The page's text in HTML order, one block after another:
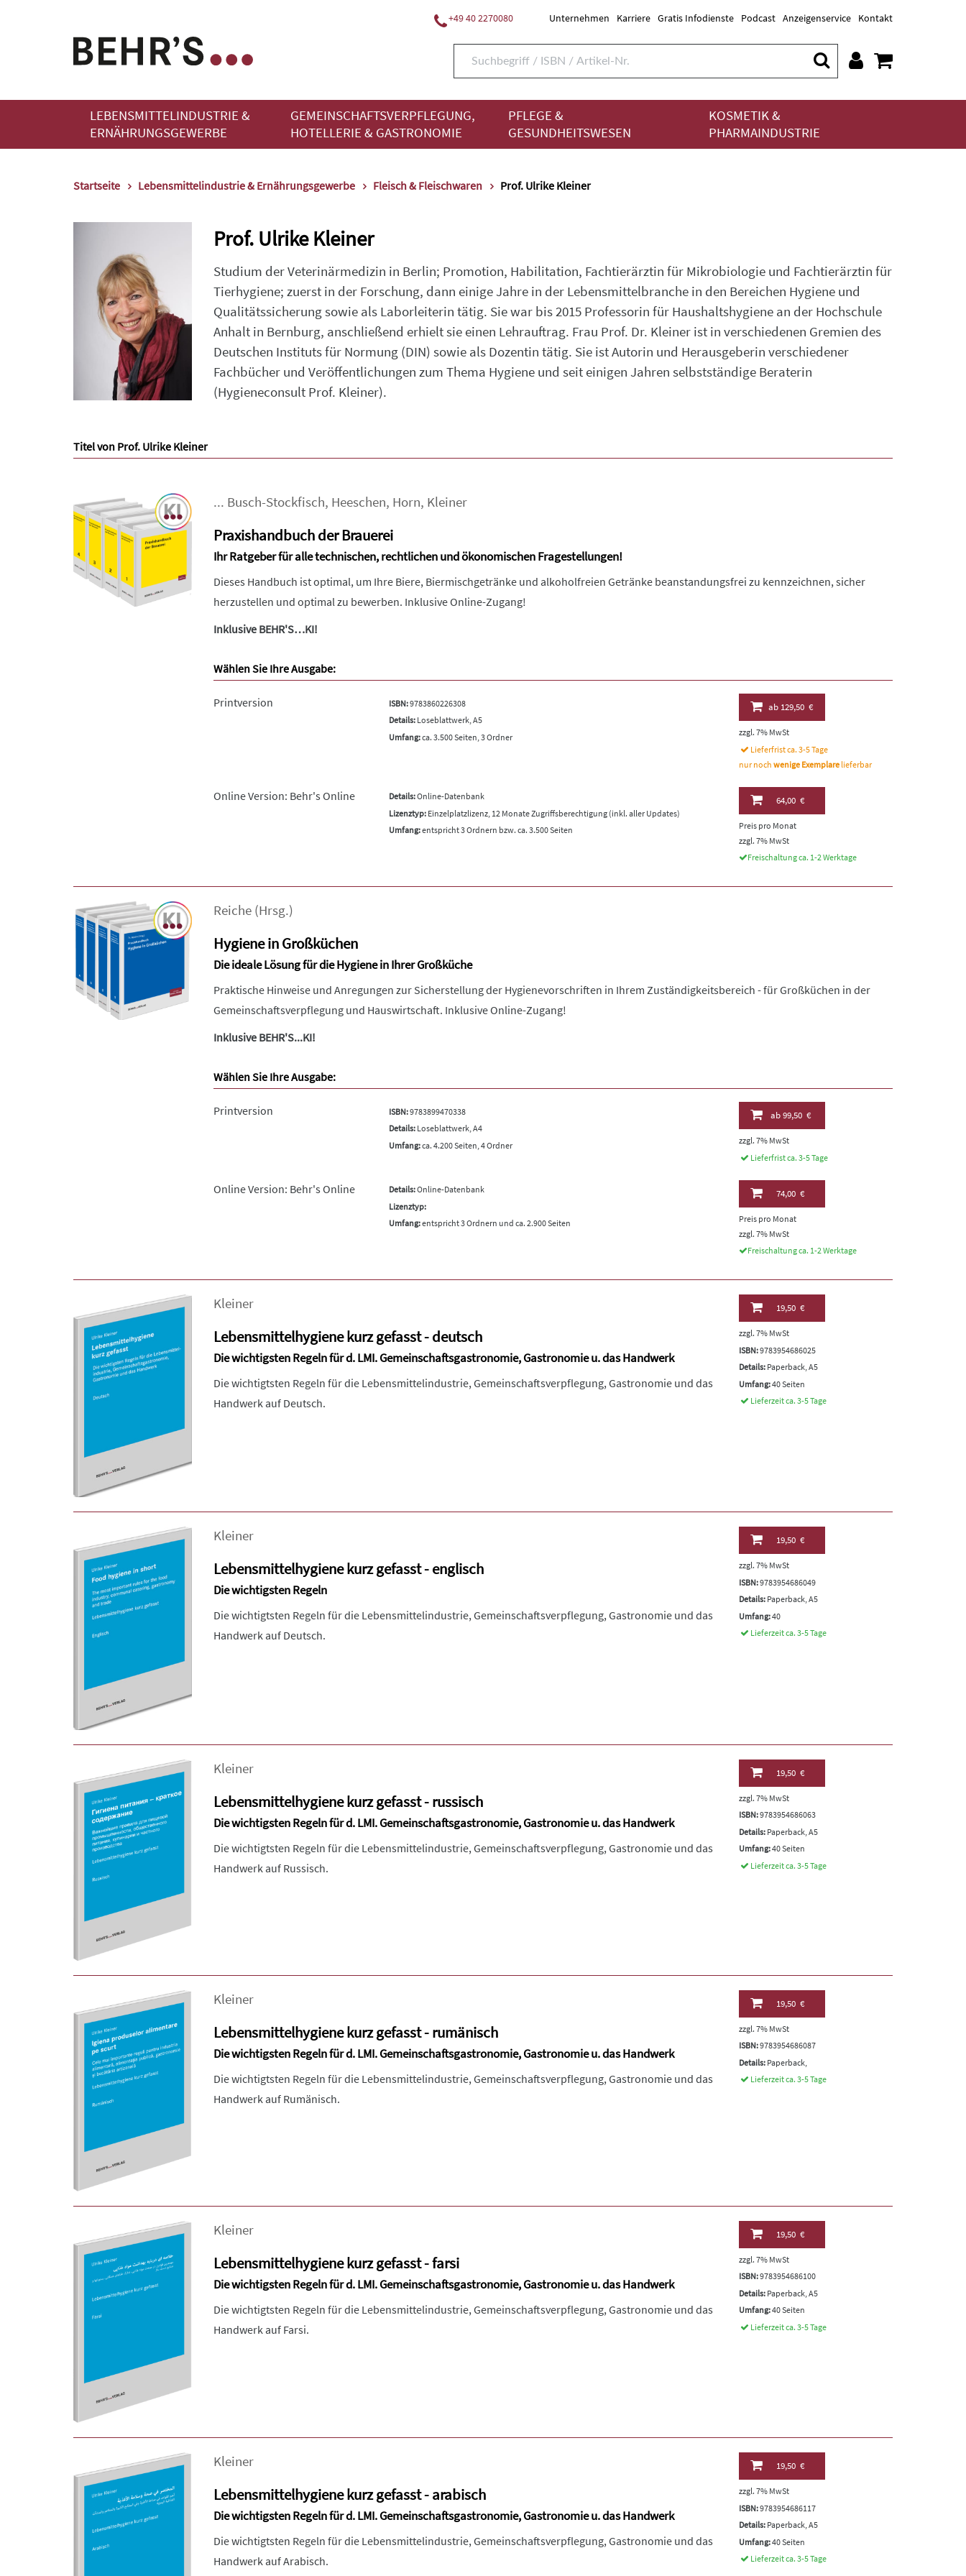
+49 40 2270080 Unternehmen Karriere Gratis Infodienste Podcast Anzeigenservice Kontakt
LEBENSMITTELINDUSTRIE &
ERNÄHRUNGSGEWERBE
GEMEINSCHAFTSVERPFLEGUNG,
HOTELLERIE & GASTRONOMIE
PFLEGE &
GESUNDHEITSWESEN
KOSMETIK &
PHARMAINDUSTRIE
Startseite Lebensmittelindustrie & Ernährungsgewerbe Fleisch & Fleischwaren Prof. Ulrike Kleiner
Prof. Ulrike Kleiner
Studium der Veterinärmedizin in Berlin; Promotion, Habilitation, Fachtierärztin für Mikrobiologie und Fachtierärztin für
Tierhygiene; zuerst in der Forschung, dann einige Jahre in der Lebensmittelbranche in den Bereichen Hygiene und
Qualitätssicherung sowie als Laborleiterin tätig. Sie war bis 2015 Professorin für Haushaltshygiene an der Hochschule
Anhalt in Bernburg, anschließend erhielt sie einen Lehrauftrag. Frau Prof. Dr. Kleiner ist in verschiedenen Gremien des
Deutschen Instituts für Normung (DIN) sowie als Dozentin tätig. Sie ist Autorin und Herausgeberin verschiedener
Fachbücher und Veröffentlichungen zum Thema Hygiene und seit einigen Jahren selbstständige Beraterin
(Hygieneconsult Prof. Kleiner).
Titel von Prof. Ulrike Kleiner
... Busch-Stockfisch, Heeschen, Horn, Kleiner
Praxishandbuch der Brauerei
Ihr Ratgeber für alle technischen, rechtlichen und ökonomischen Fragestellungen!
Dieses Handbuch ist optimal, um Ihre Biere, Biermischgetränke und alkoholfreien Getränke beanstandungsfrei zu kennzeichnen, sicher
herzustellen und optimal zu bewerben. Inklusive Online-Zugang!
Inklusive BEHR'S…KI!
Wählen Sie Ihre Ausgabe:
Printversion ISBN:9783860226308
Details:Loseblattwerk, A5
Umfang:ca. 3.500 Seiten, 3 Ordner
ab129,50 €
zzgl. 7% MwSt
Lieferfrist ca. 3-5 Tage
nur nochwenige Exemplare lieferbar
Online Version: Behr's Online Details:Online-Datenbank
Lizenztyp:Einzelplatzlizenz, 12 Monate Zugriffsberechtigung (inkl. aller Updates)
Umfang:entspricht 3 Ordnern bzw. ca. 3.500 Seiten
64,00 €
Preis pro Monat
zzgl. 7% MwSt
Freischaltung ca. 1-2 Werktage
Reiche (Hrsg.)
Hygiene in Großküchen
Die ideale Lösung für die Hygiene in Ihrer Großküche
Praktische Hinweise und Anregungen zur Sicherstellung der Hygienevorschriften in Ihrem Zuständigkeitsbereich - für Großküchen in der
Gemeinschaftsverpflegung und Hauswirtschaft. Inklusive Online-Zugang!
Inklusive BEHR'S...KI!
Wählen Sie Ihre Ausgabe:
Printversion ISBN:9783899470338
Details:Loseblattwerk, A4
Umfang:ca. 4.200 Seiten, 4 Ordner
ab99,50 €
zzgl. 7% MwSt
Lieferfrist ca. 3-5 Tage
Online Version: Behr's Online Details:Online-Datenbank
Lizenztyp:
Umfang:entspricht 3 Ordnern und ca. 2.900 Seiten
74,00 €
Preis pro Monat
zzgl. 7% MwSt
Freischaltung ca. 1-2 Werktage
Kleiner
Lebensmittelhygiene kurz gefasst - deutsch
Die wichtigsten Regeln für d. LMI. Gemeinschaftsgastronomie, Gastronomie u. das Handwerk
Die wichtigtsten Regeln für die Lebensmittelindustrie, Gemeinschaftsverpflegung, Gastronomie und das
Handwerk auf Deutsch.
19,50 €
zzgl. 7% MwSt
ISBN:9783954686025
Details: Paperback, A5
Umfang:40 Seiten
Lieferzeit ca. 3-5 Tage
Kleiner
Lebensmittelhygiene kurz gefasst - englisch
Die wichtigsten Regeln
Die wichtigtsten Regeln für die Lebensmittelindustrie, Gemeinschaftsverpflegung, Gastronomie und das
Handwerk auf Deutsch.
19,50 €
zzgl. 7% MwSt
ISBN:9783954686049
Details: Paperback, A5
Umfang:40
Lieferzeit ca. 3-5 Tage
Kleiner
Lebensmittelhygiene kurz gefasst - russisch
Die wichtigsten Regeln für d. LMI. Gemeinschaftsgastronomie, Gastronomie u. das Handwerk
Die wichtigtsten Regeln für die Lebensmittelindustrie, Gemeinschaftsverpflegung, Gastronomie und das
Handwerk auf Russisch.
19,50 €
zzgl. 7% MwSt
ISBN:9783954686063
Details: Paperback, A5
Umfang:40 Seiten
Lieferzeit ca. 3-5 Tage
Kleiner
Lebensmittelhygiene kurz gefasst - rumänisch
Die wichtigsten Regeln für d. LMI. Gemeinschaftsgastronomie, Gastronomie u. das Handwerk
Die wichtigtsten Regeln für die Lebensmittelindustrie, Gemeinschaftsverpflegung, Gastronomie und das
Handwerk auf Rumänisch.
19,50 €
zzgl. 7% MwSt
ISBN:9783954686087
Details: Paperback,
Lieferzeit ca. 3-5 Tage
Kleiner
Lebensmittelhygiene kurz gefasst - farsi
Die wichtigsten Regeln für d. LMI. Gemeinschaftsgastronomie, Gastronomie u. das Handwerk
Die wichtigtsten Regeln für die Lebensmittelindustrie, Gemeinschaftsverpflegung, Gastronomie und das
Handwerk auf Farsi.
19,50 €
zzgl. 7% MwSt
ISBN:9783954686100
Details: Paperback, A5
Umfang:40 Seiten
Lieferzeit ca. 3-5 Tage
Kleiner
Lebensmittelhygiene kurz gefasst - arabisch
Die wichtigsten Regeln für d. LMI. Gemeinschaftsgastronomie, Gastronomie u. das Handwerk
Die wichtigtsten Regeln für die Lebensmittelindustrie, Gemeinschaftsverpflegung, Gastronomie und das
Handwerk auf Arabisch.
19,50 €
zzgl. 7% MwSt
ISBN:9783954686117
Details: Paperback, A5
Umfang:40 Seiten
Lieferzeit ca. 3-5 Tage